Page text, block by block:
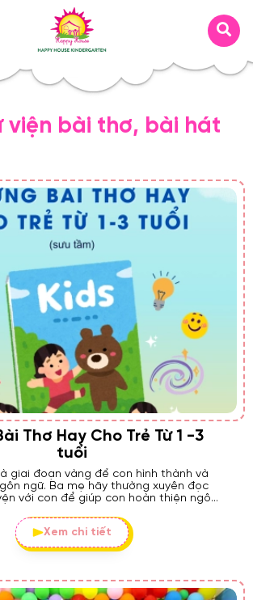
viện bài thơ, bài hát
Thơ Hay Cho Trẻ Từ 1 -3
tuổi
giai đoạn vàng để con hình thành và
ngữ. Ba mẹ hãy thường xuyên đọc
với con để giúp con hoàn thiện ngôn
thể đọc cùng con mỗi ngày
Xem chi tiết